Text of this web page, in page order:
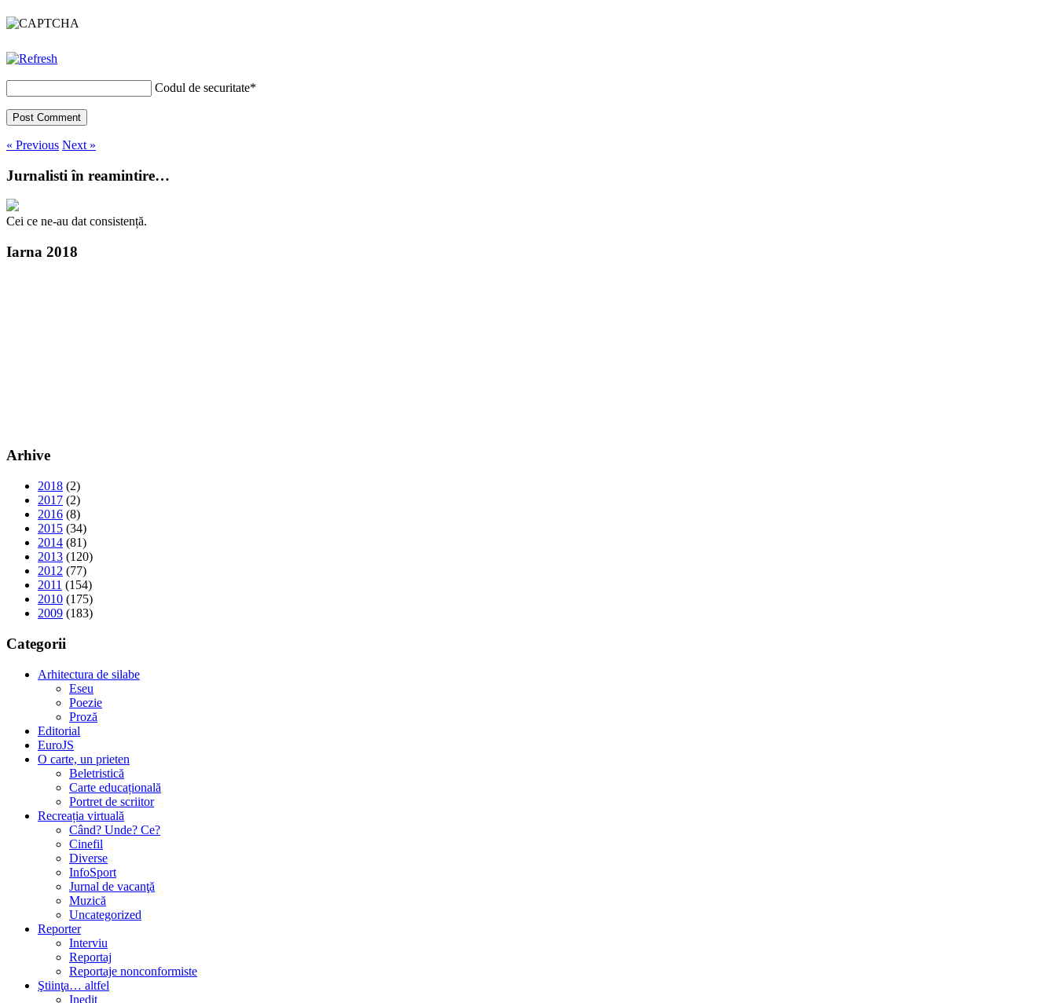
Codul de securitate*
« Previous Next »
Jurnalisti în reamintire…
Cei ce ne-au dat consistență.
Iarna 2018
Arhive
2018 (2)
2017 (2)
2016 (8)
2015 (34)
2014 (81)
2013 (120)
2012 (77)
2011 (154)
2010 (175)
2009 (183)
Categorii
Arhitectura de silabe
Eseu
Poezie
Proză
Editorial
EuroJS
O carte, un prieten
Beletristică
Carte educațională
Portret de scriitor
Recreația virtuală
Când? Unde? Ce?
Cinefil
Diverse
InfoSport
Jurnal de vacanţă
Muzică
Uncategorized
Reporter
Interviu
Reportaj
Reportaje nonconformiste
Ştiinţa… altfel
Inedit